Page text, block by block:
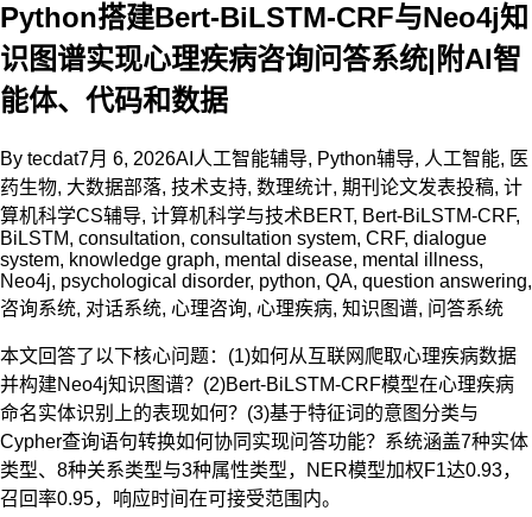
Python搭建Bert-BiLSTM-CRF与Neo4j知
识图谱实现心理疾病咨询问答系统|附AI智
能体、代码和数据
By tecdat7月 6, 2026AI人工智能辅导, Python辅导, 人工智能, 医
药生物, 大数据部落, 技术支持, 数理统计, 期刊论文发表投稿, 计
算机科学CS辅导, 计算机科学与技术BERT, Bert-BiLSTM-CRF,
BiLSTM, consultation, consultation system, CRF, dialogue
system, knowledge graph, mental disease, mental illness,
Neo4j, psychological disorder, python, QA, question answering,
咨询系统, 对话系统, 心理咨询, 心理疾病, 知识图谱, 问答系统
本文回答了以下核心问题：(1)如何从互联网爬取心理疾病数据
并构建Neo4j知识图谱？(2)Bert-BiLSTM-CRF模型在心理疾病
命名实体识别上的表现如何？(3)基于特征词的意图分类与
Cypher查询语句转换如何协同实现问答功能？系统涵盖7种实体
类型、8种关系类型与3种属性类型，NER模型加权F1达0.93，
召回率0.95，响应时间在可接受范围内。